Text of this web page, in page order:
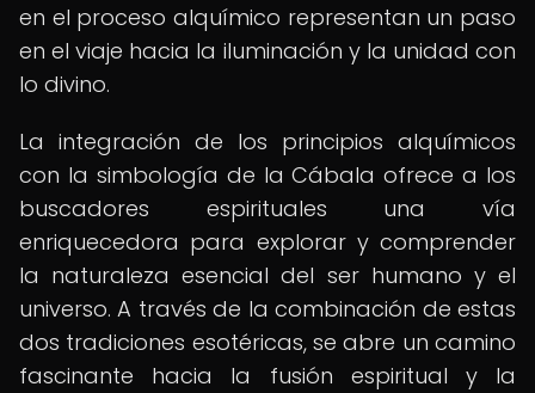
en el proceso alquímico representan un paso
en el viaje hacia la iluminación y la unidad con
lo divino.
La integración de los principios alquímicos
con la simbología de la Cábala ofrece a los
buscadores espirituales una vía
enriquecedora para explorar y comprender
la naturaleza esencial del ser humano y el
universo. A través de la combinación de estas
dos tradiciones esotéricas, se abre un camino
fascinante hacia la fusión espiritual y la